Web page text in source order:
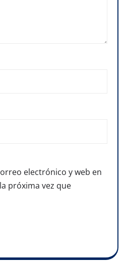
electrónico y web en
próxima vez que